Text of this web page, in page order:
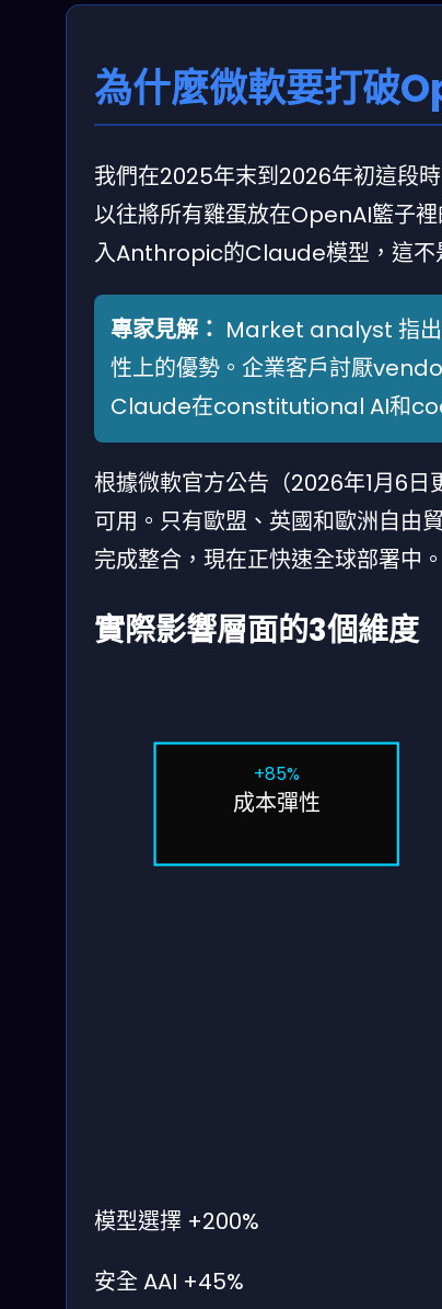
為什麼微軟要打破
我們在2025年末到2026年初這段
以往將所有雞蛋放在OpenAI籃子
入Anthropic的Claude模型，這不
專家見解： Market analyst 指
性上的優勢。企業客戶討厭
Claude在constitutional AI和
根據微軟官方公告（2026年1月6
可用。只有歐盟、英國和歐洲自由
完成整合，現在正快速全球部署中。
實際影響層面的3個維度
成本彈性
+85%
模型選擇 +200%
安全 AAI +45%